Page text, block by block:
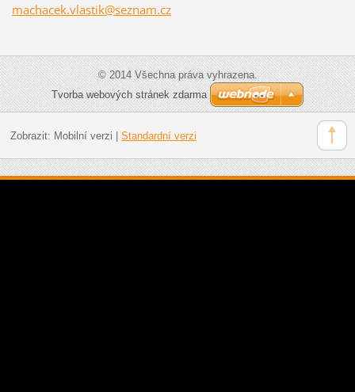
machacek.vlastik@seznam.cz
© 2014 Všechna práva vyhrazena.
Tvorba webových stránek zdarma
Zobrazit: Mobilní verzi Standardní verzi